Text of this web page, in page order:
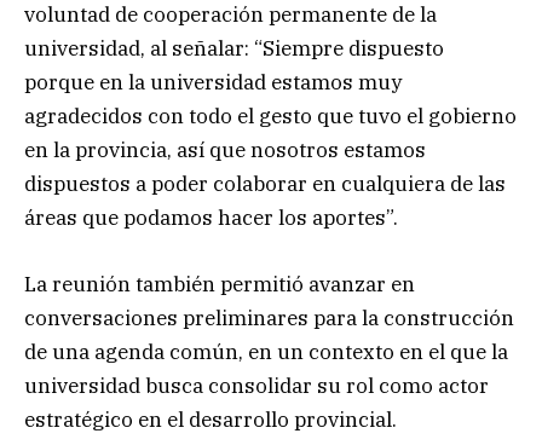
voluntad de cooperación permanente de la
universidad, al señalar: “Siempre dispuesto
porque en la universidad estamos muy
agradecidos con todo el gesto que tuvo el gobierno
en la provincia, así que nosotros estamos
dispuestos a poder colaborar en cualquiera de las
áreas que podamos hacer los aportes”.
La reunión también permitió avanzar en
conversaciones preliminares para la construcción
de una agenda común, en un contexto en el que la
universidad busca consolidar su rol como actor
estratégico en el desarrollo provincial.